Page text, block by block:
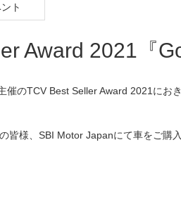
ト
Award 2021『
催のTCV Best Seller Award 2021にお
皆様、SBI Motor Japanにて車をご購